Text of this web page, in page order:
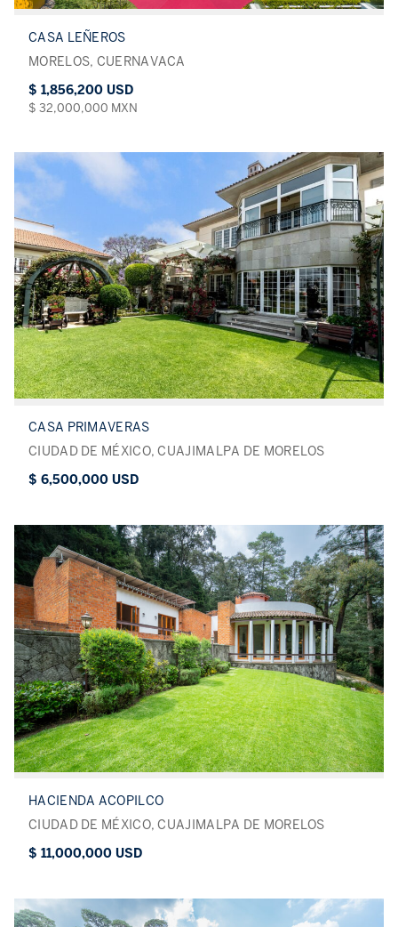
CASA LEÑEROS
MORELOS, CUERNAVACA
$ 1,856,200 USD
$ 32,000,000 MXN
CASA PRIMAVERAS
CIUDAD DE MÉXICO, CUAJIMALPA DE MORELOS
$ 6,500,000 USD
HACIENDA ACOPILCO
CIUDAD DE MÉXICO, CUAJIMALPA DE MORELOS
$ 11,000,000 USD